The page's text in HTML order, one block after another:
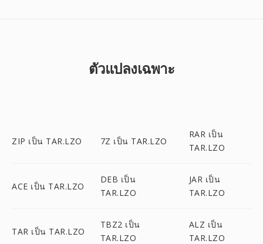
ตัวแปลงเฉพาะ
ZIP เป็น TAR.LZO 7Z เป็น TAR.LZO
RAR เป็น
TAR.LZO
ACE เป็น TAR.LZO
DEB เป็น
TAR.LZO
JAR เป็น
TAR.LZO
TAR เป็น TAR.LZO
TBZ2 เป็น
TAR.LZO
ALZ เป็น
TAR.LZO